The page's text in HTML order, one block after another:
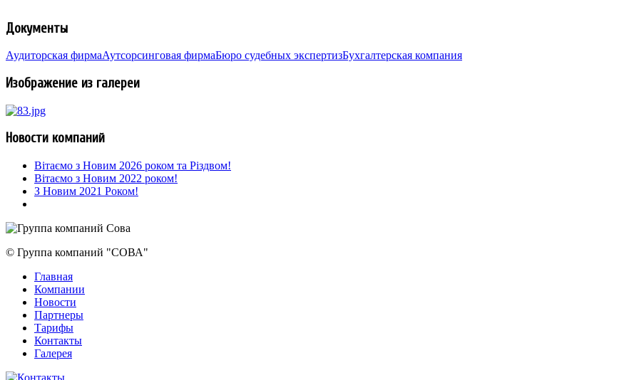
Документы
Аудиторская фирмаАутсорсинговая фирмаБюро судебных экспертизБухгалтерская компания
Изображение из галереи
Новости компаний
Вітаємо з Новим 2026 роком та Різдвом!
Вітаємо з Новим 2022 роком!
З Новим 2021 Роком!
© Группа компаний "СОВА"
Главная
Компании
Новости
Партнеры
Тарифы
Контакты
Галерея